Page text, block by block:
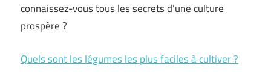
connaissez-vous tous les secrets d’une culture
prospère ?
Quels sont les légumes les plus faciles à cultiver ?